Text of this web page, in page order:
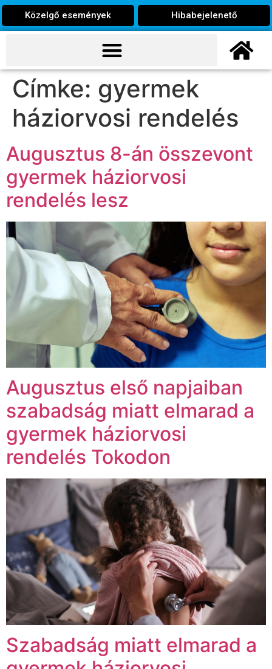
Közelgő események Hibabejelenető
Címke: gyermek
háziorvosi rendelés
Augusztus 8-án összevont
gyermek háziorvosi
rendelés lesz
Augusztus első napjaiban
szabadság miatt elmarad a
gyermek háziorvosi
rendelés Tokodon
Szabadság miatt elmarad a